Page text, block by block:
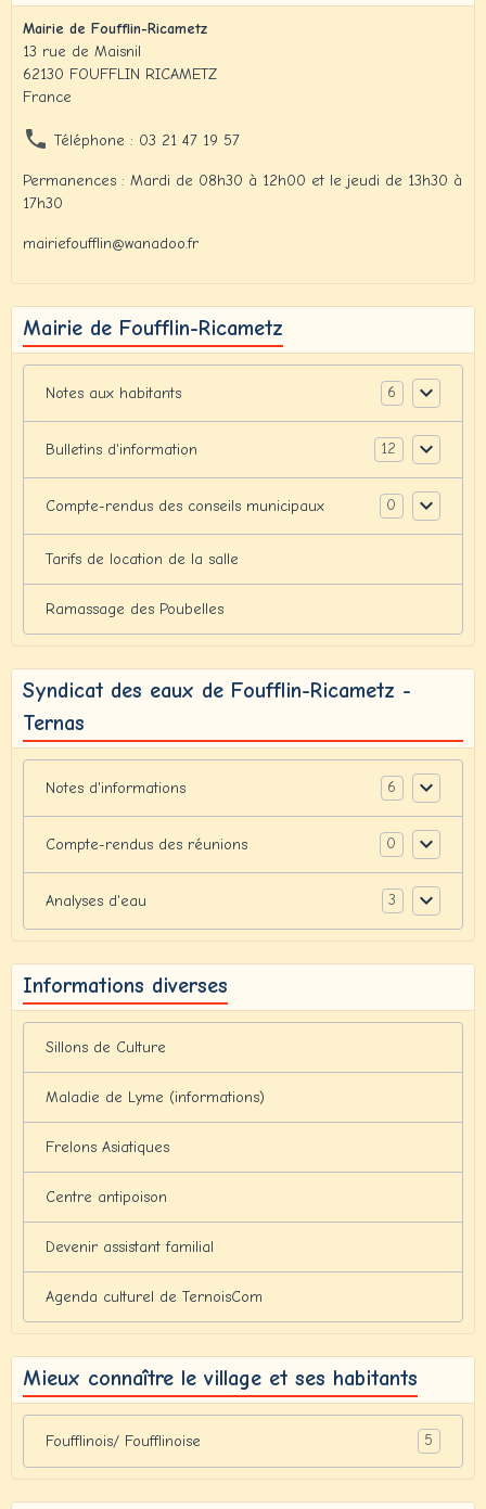
Mairie de Foufflin-Ricametz
13 rue de Maisnil
62130 FOUFFLIN RICAMETZ
France
Téléphone : 03 21 47 19 57
Permanences : Mardi de 08h30 à 12h00 et le jeudi de 13h30 à
17h30
mairiefoufflin@wanadoo.fr
Mairie de Foufflin-Ricametz
Notes aux habitants 6
Bulletins d'information 12
Compte-rendus des conseils municipaux 0
Tarifs de location de la salle
Ramassage des Poubelles
Syndicat des eaux de Foufflin-Ricametz -
Ternas
Notes d'informations 6
Compte-rendus des réunions 0
Analyses d'eau 3
Informations diverses
Sillons de Culture
Maladie de Lyme (informations)
Frelons Asiatiques
Centre antipoison
Devenir assistant familial
Agenda culturel de TernoisCom
Mieux connaître le village et ses habitants
Foufflinois/ Foufflinoise 5